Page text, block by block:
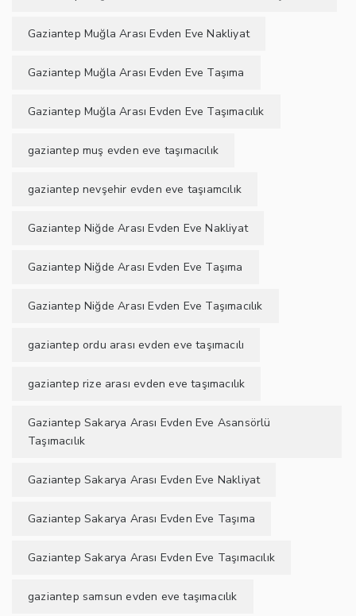
Gaziantep Muğla Arası Evden Eve Nakliyat
Gaziantep Muğla Arası Evden Eve Taşıma
Gaziantep Muğla Arası Evden Eve Taşımacılık
gaziantep muş evden eve taşımacılık
gaziantep nevşehir evden eve taşıamcılık
Gaziantep Niğde Arası Evden Eve Nakliyat
Gaziantep Niğde Arası Evden Eve Taşıma
Gaziantep Niğde Arası Evden Eve Taşımacılık
gaziantep ordu arası evden eve taşımacılı
gaziantep rize arası evden eve taşımacılık
Gaziantep Sakarya Arası Evden Eve Asansörlü
Taşımacılık
Gaziantep Sakarya Arası Evden Eve Nakliyat
Gaziantep Sakarya Arası Evden Eve Taşıma
Gaziantep Sakarya Arası Evden Eve Taşımacılık
gaziantep samsun evden eve taşımacılık